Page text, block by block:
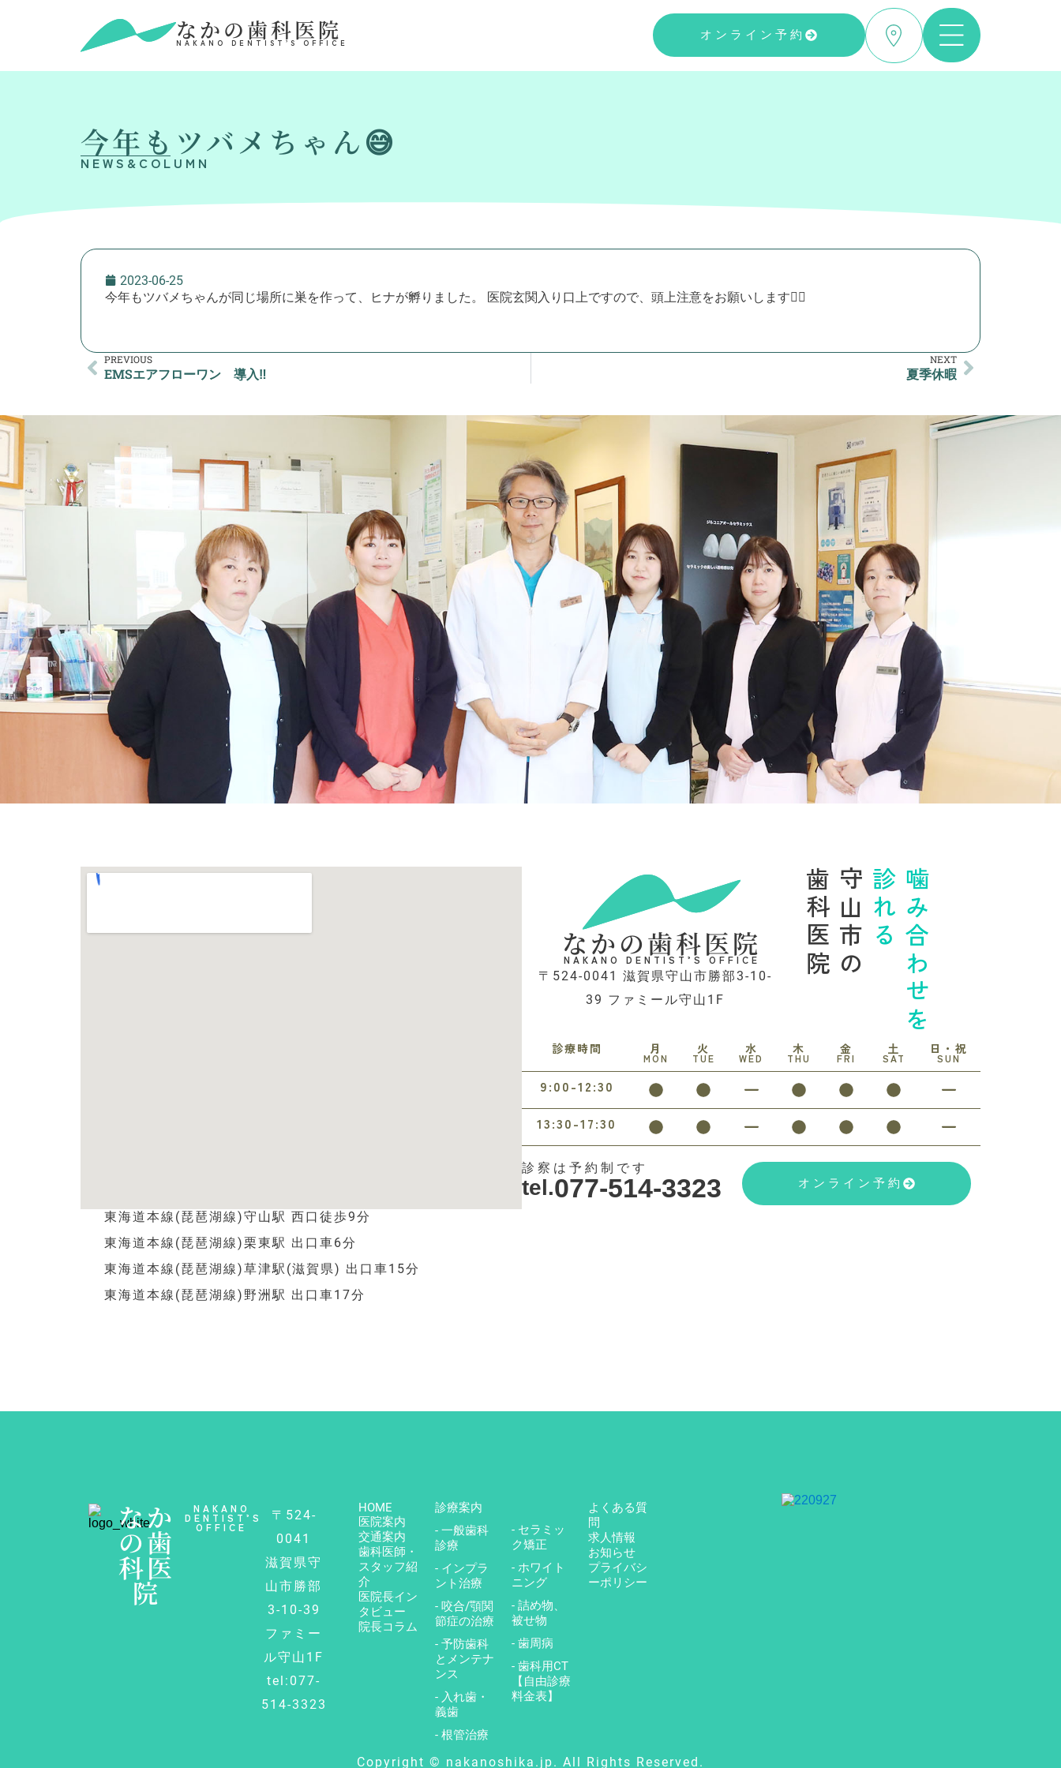
なかの歯科医院
NAKANO DENTIST’S OFFICE
オンライン予約
今年もツバメちゃん😅
NEWS&COLUMN
2023-06-25
今年もツバメちゃんが同じ場所に巣を作って、ヒナが孵りました。 医院玄関入り口上ですので、頭上注意をお願いします🙇‍♂️
PREVIOUS
EMSエアフローワン 導入‼️
NEXT
夏季休暇
東海道本線(琵琶湖線)守山駅 西口徒歩9分
東海道本線(琵琶湖線)栗東駅 出口車6分
東海道本線(琵琶湖線)草津駅(滋賀県) 出口車15分
東海道本線(琵琶湖線)野洲駅 出口車17分
なかの歯科医院
NAKANO DENTIST’S OFFICE
〒524-0041 滋賀県守山市勝部3-10-
39 ファミール守山1F
噛み合わせを
診れる
守山市の
歯科医院
診療時間 月
MON
火
TUE
水
WED
木
THU
金
FRI
土
SAT
日・祝
SUN
9:00-12:30
13:30-17:30
診察は予約制です
tel.077-514-3323 オンライン予約
なか
の歯
科医
院
NAKANO
DENTIST’S
OFFICE
〒524-
0041
滋賀県守
山市勝部
3-10-39
ファミー
ル守山1F
tel:077-
514-3323
HOME
医院案内
交通案内
歯科医師・
スタッフ紹
介
医院長イン
タビュー
院長コラム
診療案内
- 一般歯科
診療
- インプラ
ント治療
- 咬合/顎関
節症の治療
- 予防歯科
とメンテナ
ンス
- 入れ歯・
義歯
- 根管治療
- セラミッ
ク矯正
- ホワイト
ニング
- 詰め物、
被せ物
- 歯周病
- 歯科用CT
【自由診療
料金表】
よくある質
問
求人情報
お知らせ
プライバシ
ーポリシー
Copyright © nakanoshika.jp. All Rights Reserved.